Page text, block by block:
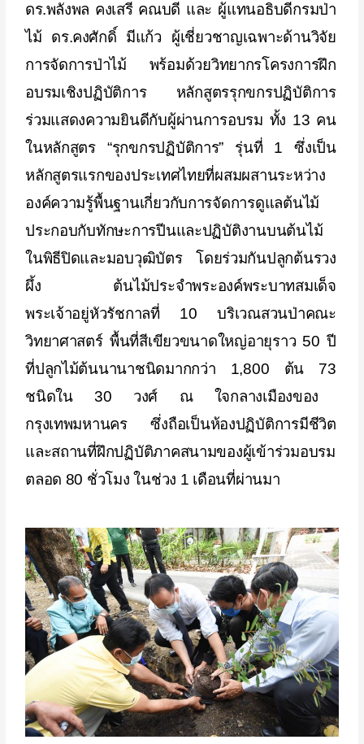
ดร.พลังพล คงเสรี คณบดี และ ผู้แทนอธิบดีกรมป่า
ไม้ ดร.คงศักดิ์ มีแก้ว ผู้เชี่ยวชาญเฉพาะด้านวิจัย
การจัดการป่าไม้ พร้อมด้วยวิทยากรโครงการฝึก
อบรมเชิงปฏิบัติการ หลักสูตรรุกขกรปฏิบัติการ
ร่วมแสดงความยินดีกับผู้ผ่านการอบรม ทั้ง 13 คน
ในหลักสูตร “รุกขกรปฏิบัติการ” รุ่นที่ 1 ซึ่งเป็น
หลักสูตรแรกของประเทศไทยที่ผสมผสานระหว่าง
องค์ความรู้พื้นฐานเกี่ยวกับการจัดการดูแลต้นไม้
ประกอบกับทักษะการปีนและปฏิบัติงานบนต้นไม้
ในพิธีปิดและมอบวุฒิบัตร โดยร่วมกันปลูกต้นรวง
ผึ้ง ต้นไม้ประจำพระองค์พระบาทสมเด็จ
พระเจ้าอยู่หัวรัชกาลที่ 10บริเวณสวนป่าคณะ
วิทยาศาสตร์ พื้นที่สีเขียวขนาดใหญ่อายุราว 50 ปี
ที่ปลูกไม้ต้นนานาชนิดมากกว่า 1,800 ต้น 73
ชนิดใน30 วงศ์ ณ ใจกลางเมืองของ
กรุงเทพมหานคร ซึ่งถือเป็นห้องปฏิบัติการมีชีวิต
และสถานที่ฝึกปฏิบัติภาคสนามของผู้เข้าร่วมอบรม
ตลอด 80 ชั่วโมง ในช่วง 1 เดือนที่ผ่านมา